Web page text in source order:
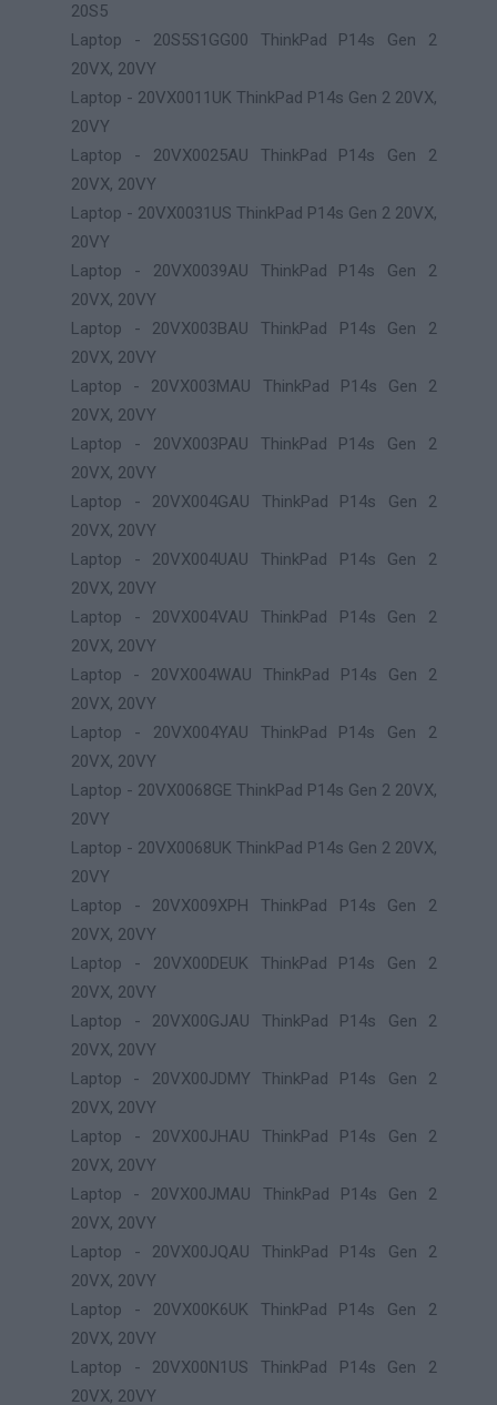
20S5
Laptop - 20S5S1GG00 ThinkPad P14s Gen 2
20VX, 20VY
Laptop - 20VX0011UK ThinkPad P14s Gen 2 20VX,
20VY
Laptop - 20VX0025AU ThinkPad P14s Gen 2
20VX, 20VY
Laptop - 20VX0031US ThinkPad P14s Gen 2 20VX,
20VY
Laptop - 20VX0039AU ThinkPad P14s Gen 2
20VX, 20VY
Laptop - 20VX003BAU ThinkPad P14s Gen 2
20VX, 20VY
Laptop - 20VX003MAU ThinkPad P14s Gen 2
20VX, 20VY
Laptop - 20VX003PAU ThinkPad P14s Gen 2
20VX, 20VY
Laptop - 20VX004GAU ThinkPad P14s Gen 2
20VX, 20VY
Laptop - 20VX004UAU ThinkPad P14s Gen 2
20VX, 20VY
Laptop - 20VX004VAU ThinkPad P14s Gen 2
20VX, 20VY
Laptop - 20VX004WAU ThinkPad P14s Gen 2
20VX, 20VY
Laptop - 20VX004YAU ThinkPad P14s Gen 2
20VX, 20VY
Laptop - 20VX0068GE ThinkPad P14s Gen 2 20VX,
20VY
Laptop - 20VX0068UK ThinkPad P14s Gen 2 20VX,
20VY
Laptop - 20VX009XPH ThinkPad P14s Gen 2
20VX, 20VY
Laptop - 20VX00DEUK ThinkPad P14s Gen 2
20VX, 20VY
Laptop - 20VX00GJAU ThinkPad P14s Gen 2
20VX, 20VY
Laptop - 20VX00JDMY ThinkPad P14s Gen 2
20VX, 20VY
Laptop - 20VX00JHAU ThinkPad P14s Gen 2
20VX, 20VY
Laptop - 20VX00JMAU ThinkPad P14s Gen 2
20VX, 20VY
Laptop - 20VX00JQAU ThinkPad P14s Gen 2
20VX, 20VY
Laptop - 20VX00K6UK ThinkPad P14s Gen 2
20VX, 20VY
Laptop - 20VX00N1US ThinkPad P14s Gen 2
20VX, 20VY